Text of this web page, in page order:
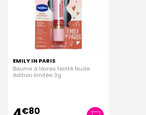
EMILY IN PARIS
Baume à lèvres teinté Nude
édition limitée 3g
€80